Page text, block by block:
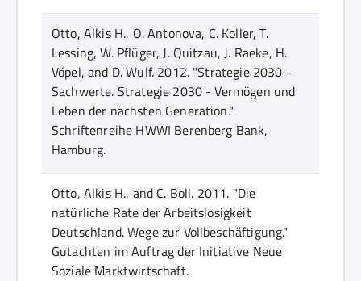
Otto, Alkis H., O. Antonova, C. Koller, T.
Lessing, W. Pflüger, J. Quitzau, J. Raeke, H.
Vöpel, and D. Wulf. 2012. "Strategie 2030 -
Sachwerte. Strategie 2030 - Vermögen und
Leben der nächsten Generation."
Schriftenreihe HWWI Berenberg Bank,
Hamburg.
Otto, Alkis H., and C. Boll. 2011. "Die
natürliche Rate der Arbeitslosigkeit
Deutschland. Wege zur Vollbeschäftigung."
Gutachten im Auftrag der Initiative Neue
Soziale Marktwirtschaft.